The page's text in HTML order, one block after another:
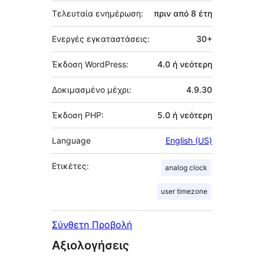
Τελευταία ενημέρωση: πριν από 8 έτη
Ενεργές εγκαταστάσεις: 30+
Έκδοση WordPress: 4.0 ή νεότερη
Δοκιμασμένο μέχρι: 4.9.30
Έκδοση PHP: 5.0 ή νεότερη
Language English (US)
Ετικέτες: analog clock
user timezone
Σύνθετη Προβολή
Αξιολογήσεις